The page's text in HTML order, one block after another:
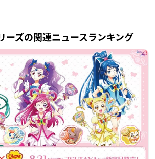
ーズの関連ニュースランキング